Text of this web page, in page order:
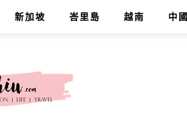
新加坡 峇里島 越南 中國